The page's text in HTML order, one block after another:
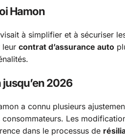
Hamon
à simplifier et à sécuriser
leur contrat d’assurance auto
2026
a connu plusieurs
Les
dans le processus de